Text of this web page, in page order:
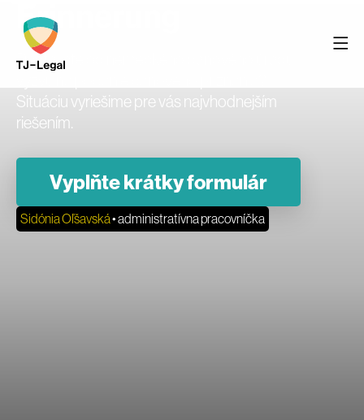
Erinnerung
Dostali ste od nemeckého daňového úradu
Situáciu vyriešime pre vás najvhodnejším
riešením.
Vyplňte krátky formulár
Sidónia Oľšavská• administratívna pracovníčka